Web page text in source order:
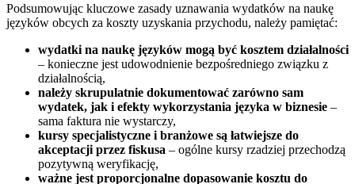
Podsumowując kluczowe zasady uznawania wydatków na naukę
języków obcych za koszty uzyskania przychodu, należy pamiętać:
wydatki na naukę języków mogą być kosztem działalności
– konieczne jest udowodnienie bezpośredniego związku z
działalnością,
należy skrupulatnie dokumentować zarówno sam
wydatek, jak i efekty wykorzystania języka w biznesie –
sama faktura nie wystarczy,
kursy specjalistyczne i branżowe są łatwiejsze do
akceptacji przez fiskusa – ogólne kursy rzadziej przechodzą
pozytywną weryfikację,
ważne jest proporcjonalne dopasowanie kosztu do